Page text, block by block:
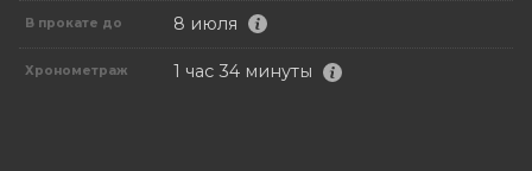
В прокате до 8 июля
Хронометраж 1 час 34 минуты